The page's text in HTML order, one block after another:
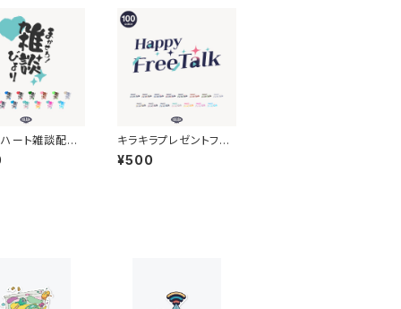
ート雑談配信
リー素材・サム
キラキラプレゼントフリ
ートーク配信ロゴ 【フリ
ー素材・サムネ素材】
¥500